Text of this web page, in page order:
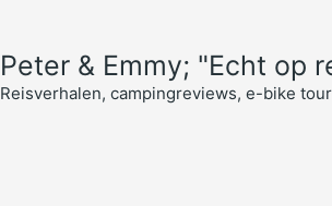
Peter & Emmy; "Echt op
Reisverhalen, campingreviews, e-bike